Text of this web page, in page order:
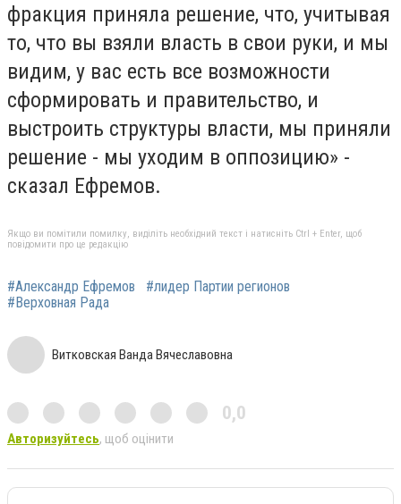
фракция приняла решение, что, учитывая
то, что вы взяли власть в свои руки, и мы
видим, у вас есть все возможности
сформировать и правительство, и
выстроить структуры власти, мы приняли
решение - мы уходим в оппозицию» -
сказал Ефремов.
Якщо ви помітили помилку, виділіть необхідний текст і натисніть Ctrl + Enter, щоб
повідомити про це редакцію
#Александр Ефремов
#лидер Партии регионов
#Верховная Рада
Витковская Ванда Вячеславовна
0,0
Авторизуйтесь, щоб оцінити